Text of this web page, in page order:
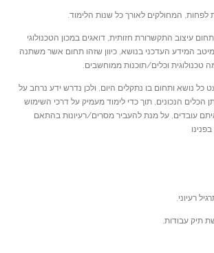
עיצוב התקשרורת חזותית, דואגים במכון הטכנולוגי
המידע העדכני בנושא, כיוון שזהו תחום אשר משתנה
וכלים/תוכנות ממוחשבים.
כל נושא ותחום בו נתקלים היום, ולכן נדרש ידע נרחב על
הכלים הנכונים, תוך כדי לימוד מעמיק על דרכי השימוש
עובדים, על מנת להעביר מסרים/רעיונות בהתאם